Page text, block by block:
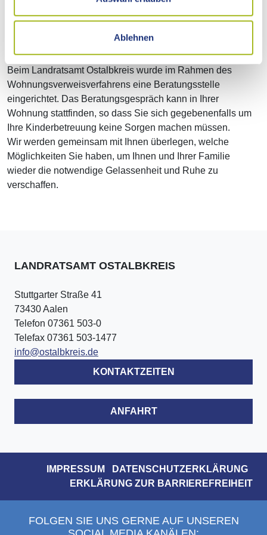
Ablehnen
bewältigen.
All diese Fragen können wir mit Ihnen besprechen.
Beim Landratsamt Ostalbkreis wurde im Rahmen des
Wohnungsverweisverfahrens eine Beratungsstelle
eingerichtet. Das Beratungsgespräch kann in Ihrer
Wohnung stattfinden, so dass Sie sich gegebenenfalls um
Ihre Kinderbetreuung keine Sorgen machen müssen.
Wir werden gemeinsam mit Ihnen überlegen, welche
Möglichkeiten Sie haben, um Ihnen und Ihrer Familie
wieder die notwendige Gelassenheit und Ruhe zu
verschaffen.
LANDRATSAMT OSTALBKREIS
Stuttgarter Straße 41
73430 Aalen
Telefon 07361 503-0
Telefax 07361 503-1477
info@ostalbkreis.de
KONTAKTZEITEN
ANFAHRT
IMPRESSUM
DATENSCHUTZERKLÄRUNG
ERKLÄRUNG ZUR BARRIEREFREIHEIT
FOLGEN SIE UNS GERNE AUF UNSEREN